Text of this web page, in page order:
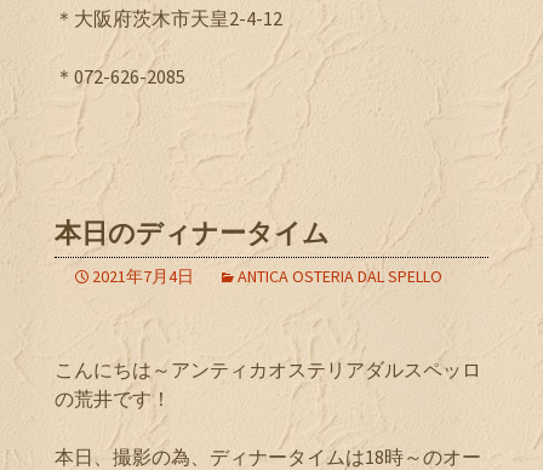
＊大阪府茨木市天皇2-4-12
＊072-626-2085
本日のディナータイム
2021年7月4日 ANTICA OSTERIA DAL SPELLO
こんにちは～アンティカオステリアダルスペッロ
の荒井です！
本日、撮影の為、ディナータイムは18時～のオー